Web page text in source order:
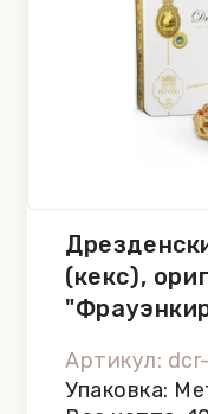
(кекс),
Артикул:
Упаковка: